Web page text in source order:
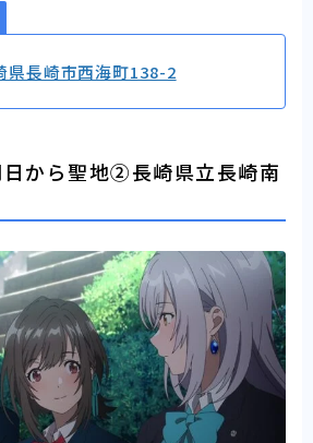
県長崎市西海町138-2
から聖地②長崎県立長崎南